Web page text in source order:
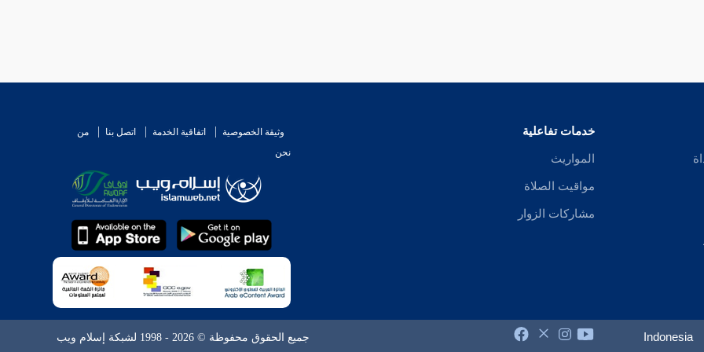
خدمات تفاعلية
المواريث
مواقيت الصلاة
مشاركات الزوار
وثيقة الخصوصية اتفاقية الخدمة اتصل بنا
من
نحن
Indonesia جميع الحقوق محفوظة © 2026 - 1998 لشبكة إسلام ويب